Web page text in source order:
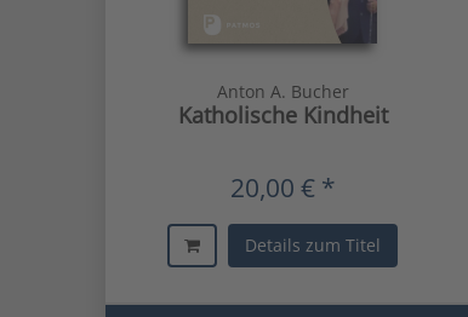
Anton A. Bucher
Katholische Kindheit
20,00 € *
Details zum Titel